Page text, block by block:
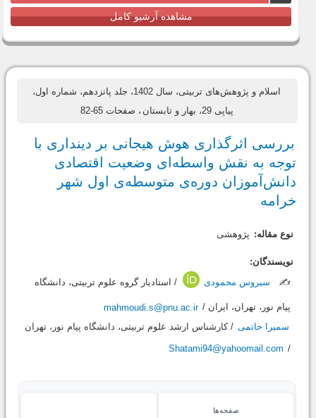
مشاهده آرشیو کامل
اسلام و پژوهش‌های تربیتی، سال 1402، جلد پانزدهم، شماره اول،
پیاپی 29، بهار و تابستان
، صفحات 65-82
بررسی اثرگذاری هوش هیجانی بر دینداری با
توجه به نقش واسطه‌ای وضعیت اقتصادی
دانش‌آموزان دوره‌ی متوسطه‌ی اول شهر
خرامه
نوع مقاله: پژوهشی
نویسندگان:
✍️
سیروس محمودی / استادیار گروه علوم تربیتی، دانشگاه
پیام نور، تهران، ایران / mahmoudi.s@pnu.ac.ir
سمیرا حاتمی / کارشناس ارشد علوم تربیتی، دانشگاه پیام نور، تهران
/
Shatami94@yahoomail.com
صفحه‌ها